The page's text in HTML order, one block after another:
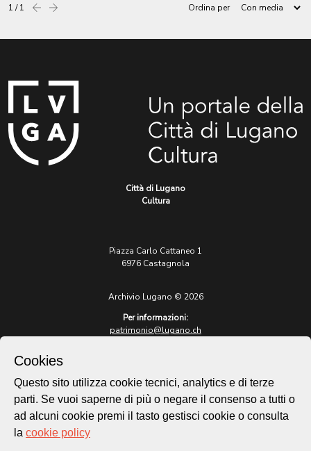
1 / 1 Precedentesuccessiva Ordina per
Città di Lugano
Cultura
Piazza Carlo Cattaneo 1
6976 Castagnola
Archivio Lugano © 2026
Per informazioni:
patrimonio@lugano.ch
lugano.ch
Cookie policy
Cookies
Questo sito utilizza cookie tecnici, analytics e di terze
parti. Se vuoi saperne di più o negare il consenso a tutti o
ad alcuni cookie premi il tasto gestisci cookie o consulta
la cookie policy